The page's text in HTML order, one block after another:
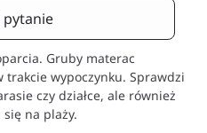
pytanie
Gruby materac
wypoczynku. Sprawdzi
czy działce, ale również
na plaży.